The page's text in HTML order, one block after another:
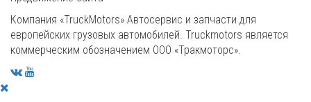
Компания «TruckMotors» Автосервис и запчасти для
европейских грузовых автомобилей. Truckmotors является
коммерческим обозначением ООО «Тракмоторс».